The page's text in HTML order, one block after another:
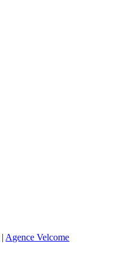
| Agence Velcome